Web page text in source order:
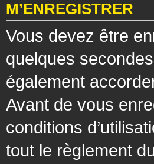
M’ENREGISTRER
Vous devez être
quelques
également
Avant de vous
conditions
tout le règlement